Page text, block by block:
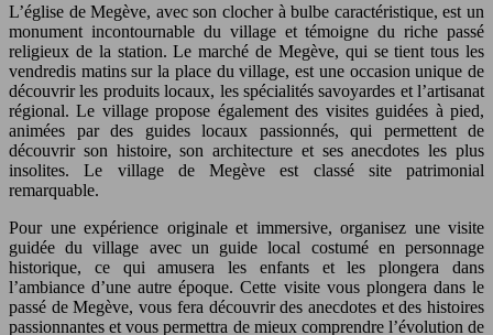
L’église de Megève, avec son clocher à bulbe caractéristique, est un
monument incontournable du village et témoigne du riche passé
religieux de la station. Le marché de Megève, qui se tient tous les
vendredis matins sur la place du village, est une occasion unique de
découvrir les produits locaux, les spécialités savoyardes et l’artisanat
régional. Le village propose également des visites guidées à pied,
animées par des guides locaux passionnés, qui permettent de
découvrir son histoire, son architecture et ses anecdotes les plus
insolites. Le village de Megève est classé site patrimonial
remarquable.
Pour une expérience originale et immersive, organisez une visite
guidée du village avec un guide local costumé en personnage
historique, ce qui amusera les enfants et les plongera dans
l’ambiance d’une autre époque. Cette visite vous plongera dans le
passé de Megève, vous fera découvrir des anecdotes et des histoires
passionnantes et vous permettra de mieux comprendre l’évolution de